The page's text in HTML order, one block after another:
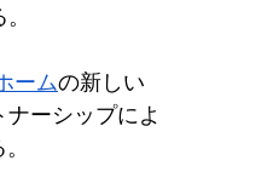
ームの新しい
ーシップによ